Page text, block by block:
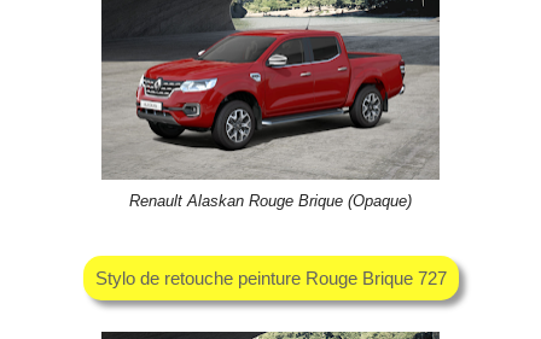
Renault Alaskan Rouge Brique (Opaque)
Stylo de retouche peinture Rouge Brique 727